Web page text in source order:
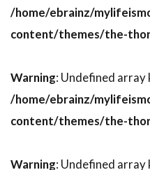
トム・アダムス
トム・ギャロップ
トム・サンダース
トム・ノーブル
/home/ebrainz/
content/themes/the-
Warning: Undefined array
/home/ebrainz/
content/themes/the-
Warning: Undefined array